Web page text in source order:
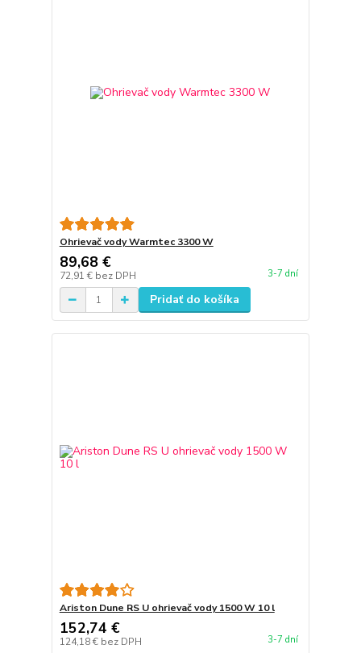
Ohrievač vody Warmtec 3300 W
89,68 €
72,91 € bez DPH 3-7 dní
Pridať do košíka
Ariston Dune RS U ohrievač vody 1500 W 10 l
152,74 €
124,18 € bez DPH 3-7 dní